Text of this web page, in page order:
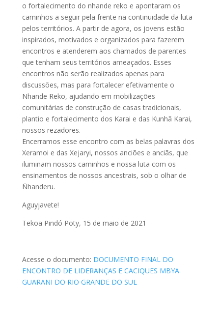
o fortalecimento do nhande reko e apontaram os
caminhos a seguir pela frente na continuidade da luta
pelos territórios. A partir de agora, os jovens estão
inspirados, motivados e organizados para fazerem
encontros e atenderem aos chamados de parentes
que tenham seus territórios ameaçados. Esses
encontros não serão realizados apenas para
discussões, mas para fortalecer efetivamente o
Nhande Reko, ajudando em mobilizações
comunitárias de construção de casas tradicionais,
plantio e fortalecimento dos Karai e das Kunhã Karai,
nossos rezadores.
Encerramos esse encontro com as belas palavras dos
Xeramoi e das Xejaryi, nossos anciões e anciãs, que
iluminam nossos caminhos e nossa luta com os
ensinamentos de nossos ancestrais, sob o olhar de
Ñhanderu.
Aguyjavete!
Tekoa Pindó Poty, 15 de maio de 2021
Acesse o documento: DOCUMENTO FINAL DO
ENCONTRO DE LIDERANÇAS E CACIQUES MBYA
GUARANI DO RIO GRANDE DO SUL